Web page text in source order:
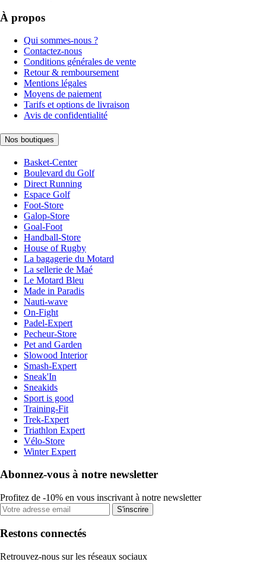
À propos
Qui sommes-nous ?
Contactez-nous
Conditions générales de vente
Retour & remboursement
Mentions légales
Moyens de paiement
Tarifs et options de livraison
Avis de confidentialité
Nos boutiques
Basket-Center
Boulevard du Golf
Direct Running
Espace Golf
Foot-Store
Galop-Store
Goal-Foot
Handball-Store
House of Rugby
La bagagerie du Motard
La sellerie de Maé
Le Motard Bleu
Made in Paradis
Nauti-wave
On-Fight
Padel-Expert
Pecheur-Store
Pet and Garden
Slowood Interior
Smash-Expert
Sneak'In
Sneakids
Sport is good
Training-Fit
Trek-Expert
Triathlon Expert
Vélo-Store
Winter Expert
Abonnez-vous à notre newsletter
Profitez de -10% en vous inscrivant à notre newsletter
S'inscrire
Restons connectés
Retrouvez-nous sur les réseaux sociaux